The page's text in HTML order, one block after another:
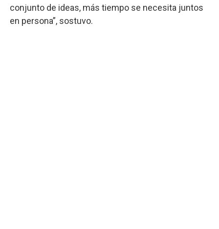
conjunto de ideas, más tiempo se necesita juntos
en persona”, sostuvo.